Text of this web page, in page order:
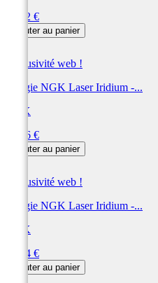
66,72 €
Ajouter au panier
Exclusivité web !
Bougie NGK Laser Iridium -...
NGK
66,36 €
Ajouter au panier
Exclusivité web !
Bougie NGK Laser Iridium -...
NGK
65,64 €
Ajouter au panier